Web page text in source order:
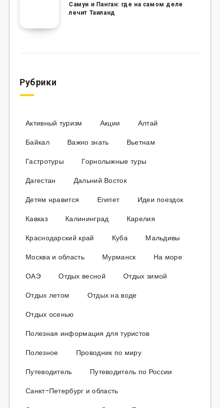
Самуи и Панган: где на самом деле
лечит Таиланд
Рубрики
Активный туризм Акции
Алтай
Байкал
Важно знать
Вьетнам
Гастротуры
Горнолыжные туры
Дагестан
Дальний Восток
Детям нравится
Египет
Идеи поездок
Кавказ
Калининград
Карелия
Краснодарский край
Куба
Мальдивы
Москва и область
Мурманск
На море
ОАЭ
Отдых весной
Отдых зимой
Отдых летом
Отдых на воде
Отдых осенью
Полезная информация для туристов
Полезное
Проводник по миру
Путеводитель
Путеводитель по России
Санкт-Петербург и область